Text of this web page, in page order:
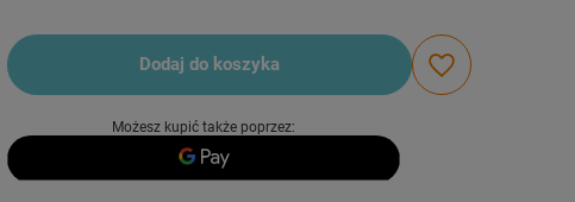
Dodaj do koszyka
Możesz kupić także poprzez: